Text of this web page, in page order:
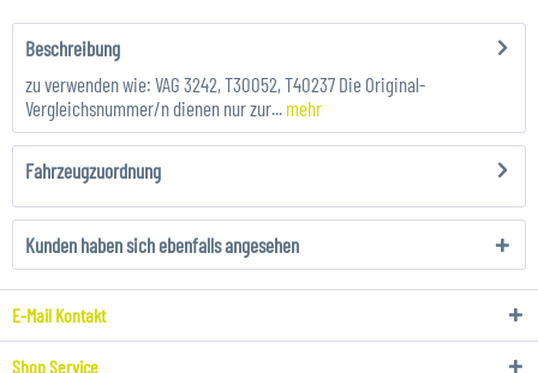
Beschreibung
zu verwenden wie: VAG 3242, T30052, T40237 Die Original-
Vergleichsnummer/n dienen nur zur... mehr
Fahrzeugzuordnung
Kunden haben sich ebenfalls angesehen
E-Mail Kontakt
Shop Service